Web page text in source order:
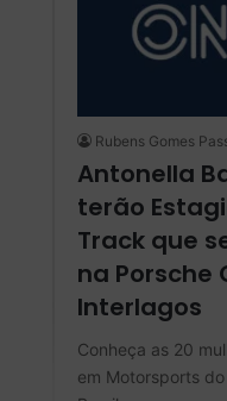
Rubens Gomes
Antonella
terão
Track que
na Porsche
Interlagos
Conheça as 20
em Motorsports